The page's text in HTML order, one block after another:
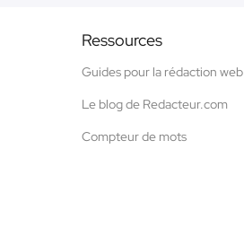
Ressources
Guides pour la rédaction web
Le blog de Redacteur.com
Compteur de mots